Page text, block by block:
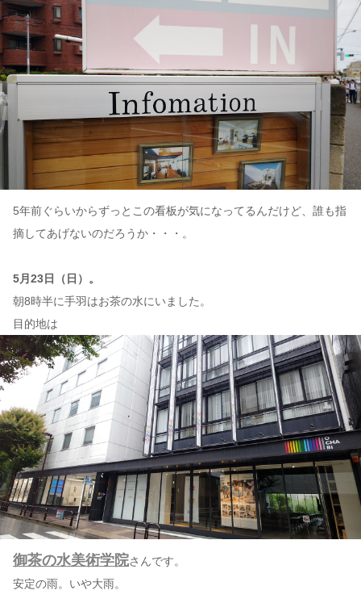
5年前ぐらいからずっとこの看板が気になってるんだけど、誰も指
摘してあげないのだろうか・・・。
5月23日（日）。
朝8時半に手羽はお茶の水にいました。
目的地は
御茶の水美術学院さんです。
安定の雨。いや大雨。